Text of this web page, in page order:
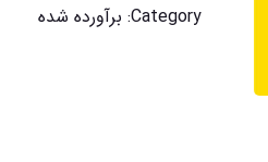
Category: برآورده شده